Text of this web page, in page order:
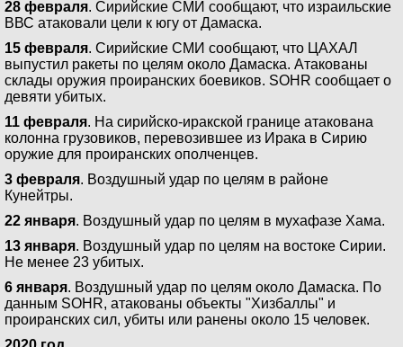
28 февраля. Сирийские СМИ сообщают, что израильские
ВВС атаковали цели к югу от Дамаска.
15 февраля. Сирийские СМИ сообщают, что ЦАХАЛ
выпустил ракеты по целям около Дамаска. Атакованы
склады оружия проиранских боевиков. SOHR сообщает о
девяти убитых.
11 февраля. На сирийско-иракской границе атакована
колонна грузовиков, перевозившее из Ирака в Сирию
оружие для проиранских ополченцев.
3 февраля. Воздушный удар по целям в районе
Кунейтры.
22 января. Воздушный удар по целям в мухафазе Хама.
13 января. Воздушный удар по целям на востоке Сирии.
Не менее 23 убитых.
6 января. Воздушный удар по целям около Дамаска. По
данным SOHR, атакованы объекты "Хизбаллы" и
проиранских сил, убиты или ранены около 15 человек.